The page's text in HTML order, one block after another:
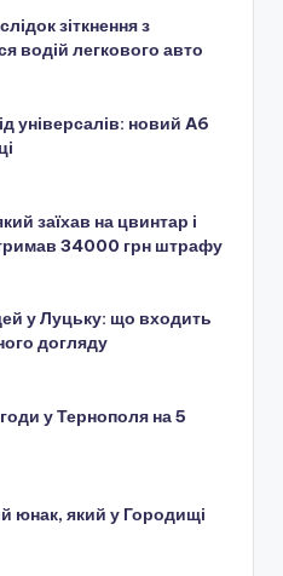
зіткнення з
водій легкового авто
універсалів: новий A6
заїхав на цвинтар і
34000 грн штрафу
у Луцьку: що входить
догляду
у Тернополя на 5
юнак, який у Городищі